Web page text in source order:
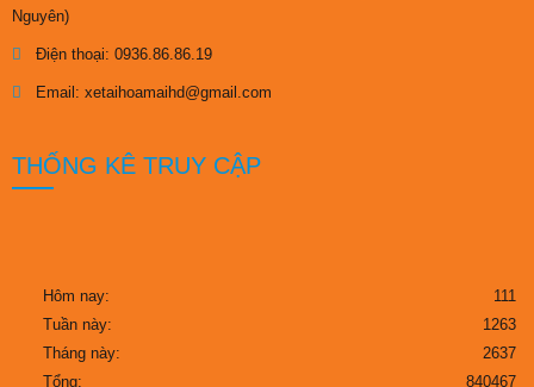
Nguyên)
Điện thoại: 0936.86.86.19
Email: xetaihoamaihd@gmail.com
THỐNG KÊ TRUY CẬP
Hôm nay:
Tuần này:
Tháng này:
Tổng:
111
1263
2637
840467